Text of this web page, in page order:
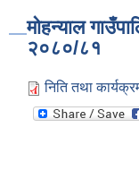
मोहन्याल
२०८०/८१
निति तथा